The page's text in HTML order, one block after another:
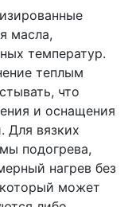
масла,
температур.
теплым
что
и оснащения
Для вязких
подогрева,
нагрев без
который может